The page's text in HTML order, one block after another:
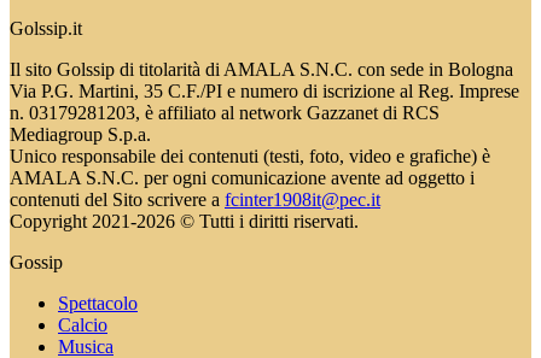
Golssip.it
Il sito Golssip di titolarità di AMALA S.N.C. con sede in Bologna
Via P.G. Martini, 35 C.F./PI e numero di iscrizione al Reg. Imprese
n. 03179281203, è affiliato al network Gazzanet di RCS
Mediagroup S.p.a.
Unico responsabile dei contenuti (testi, foto, video e grafiche) è
AMALA S.N.C. per ogni comunicazione avente ad oggetto i
contenuti del Sito scrivere a fcinter1908it@pec.it
Copyright 2021-2026 © Tutti i diritti riservati.
Gossip
Spettacolo
Calcio
Musica